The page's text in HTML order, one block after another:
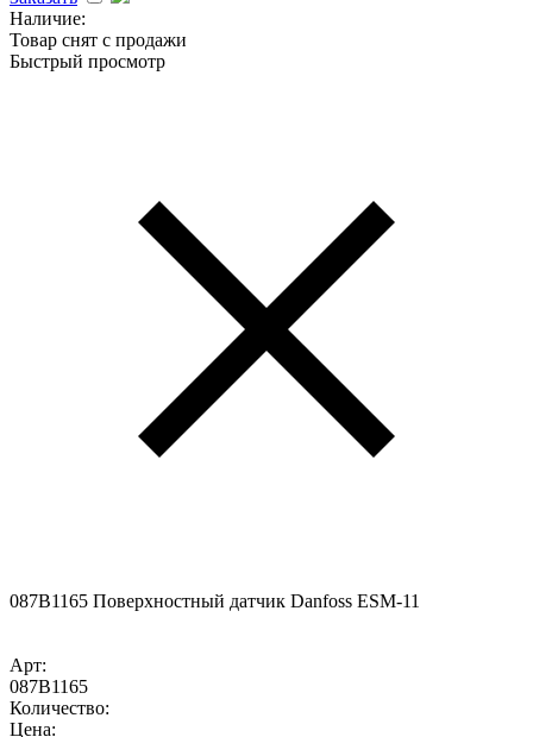
Наличие:
Товар снят с продажи
Быстрый просмотр
087B1165 Поверхностный датчик Danfoss ESM-11
Арт:
087B1165
Количество:
Цена: